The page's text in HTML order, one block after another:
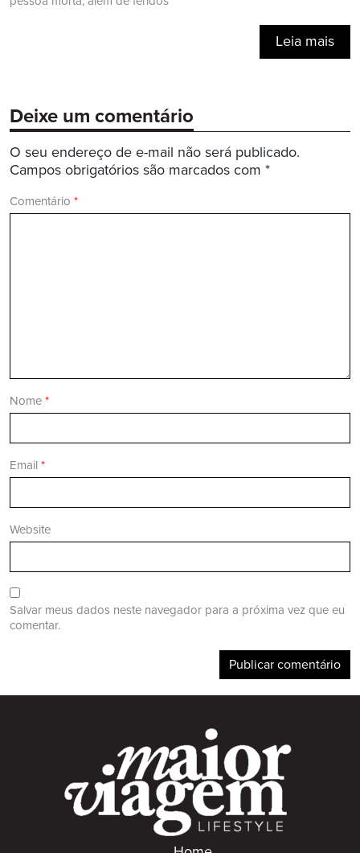
Leia mais
Deixe um comentário
O seu endereço de e-mail não será publicado.
Campos obrigatórios são marcados com *
Comentário *
Nome *
Email *
Website
Salvar meus dados neste navegador para a próxima vez que eu
comentar.